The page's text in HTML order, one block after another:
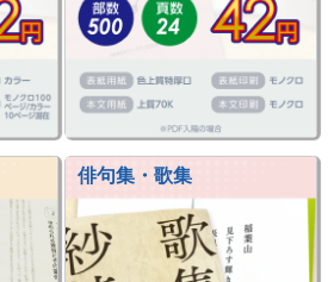
俳句集・歌集